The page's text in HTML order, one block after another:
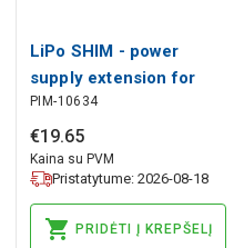
LiPo SHIM - power
supply extension for
Raspberry Pi
PIM-10634
€19.65
Kaina su PVM
Pristatytume: 2026-08-18
PRIDĖTI Į KREPŠELĮ